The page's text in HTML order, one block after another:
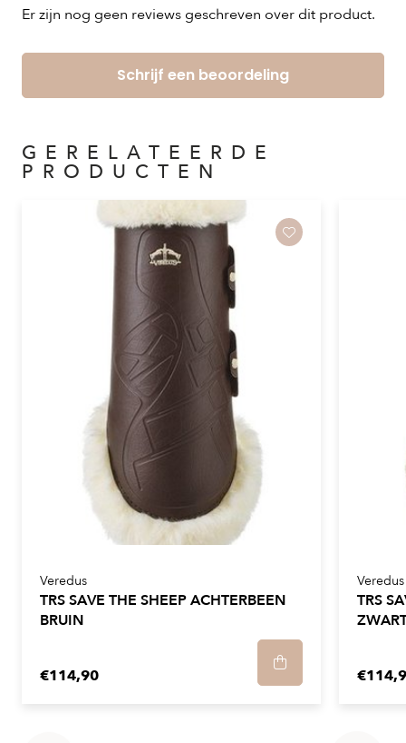
Er zijn nog geen reviews geschreven over dit product.
Schrijf een beoordeling
GERELATEERDE
PRODUCTEN
Veredus
TRS SAVE THE SHEEP ACHTERBEEN
BRUIN
€114,90
Veredus
TRS